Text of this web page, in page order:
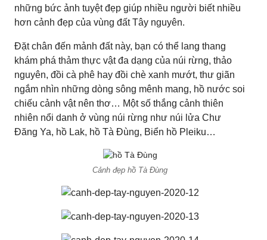
những bức ảnh tuyệt đẹp giúp nhiều người biết nhiều
hơn cảnh đẹp của vùng đất Tây nguyên.
Đặt chân đến mảnh đất này, bạn có thể lang thang
khám phá thảm thực vật đa dạng của núi rừng, thảo
nguyên, đồi cà phê hay đồi chè xanh mướt, thư giãn
ngắm nhìn những dòng sông mênh mang, hồ nước soi
chiếu cảnh vật nên thơ… Một số thắng cảnh thiên
nhiên nổi danh ở vùng núi rừng như núi lửa Chư
Đăng Ya, hồ Lak, hồ Tà Đùng, Biển hồ Pleiku…
Cảnh đẹp hồ Tà Đùng